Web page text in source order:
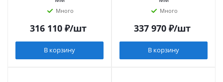
Много
316 110₽/шт
В корзину
Много
337 970₽/шт
В корзину